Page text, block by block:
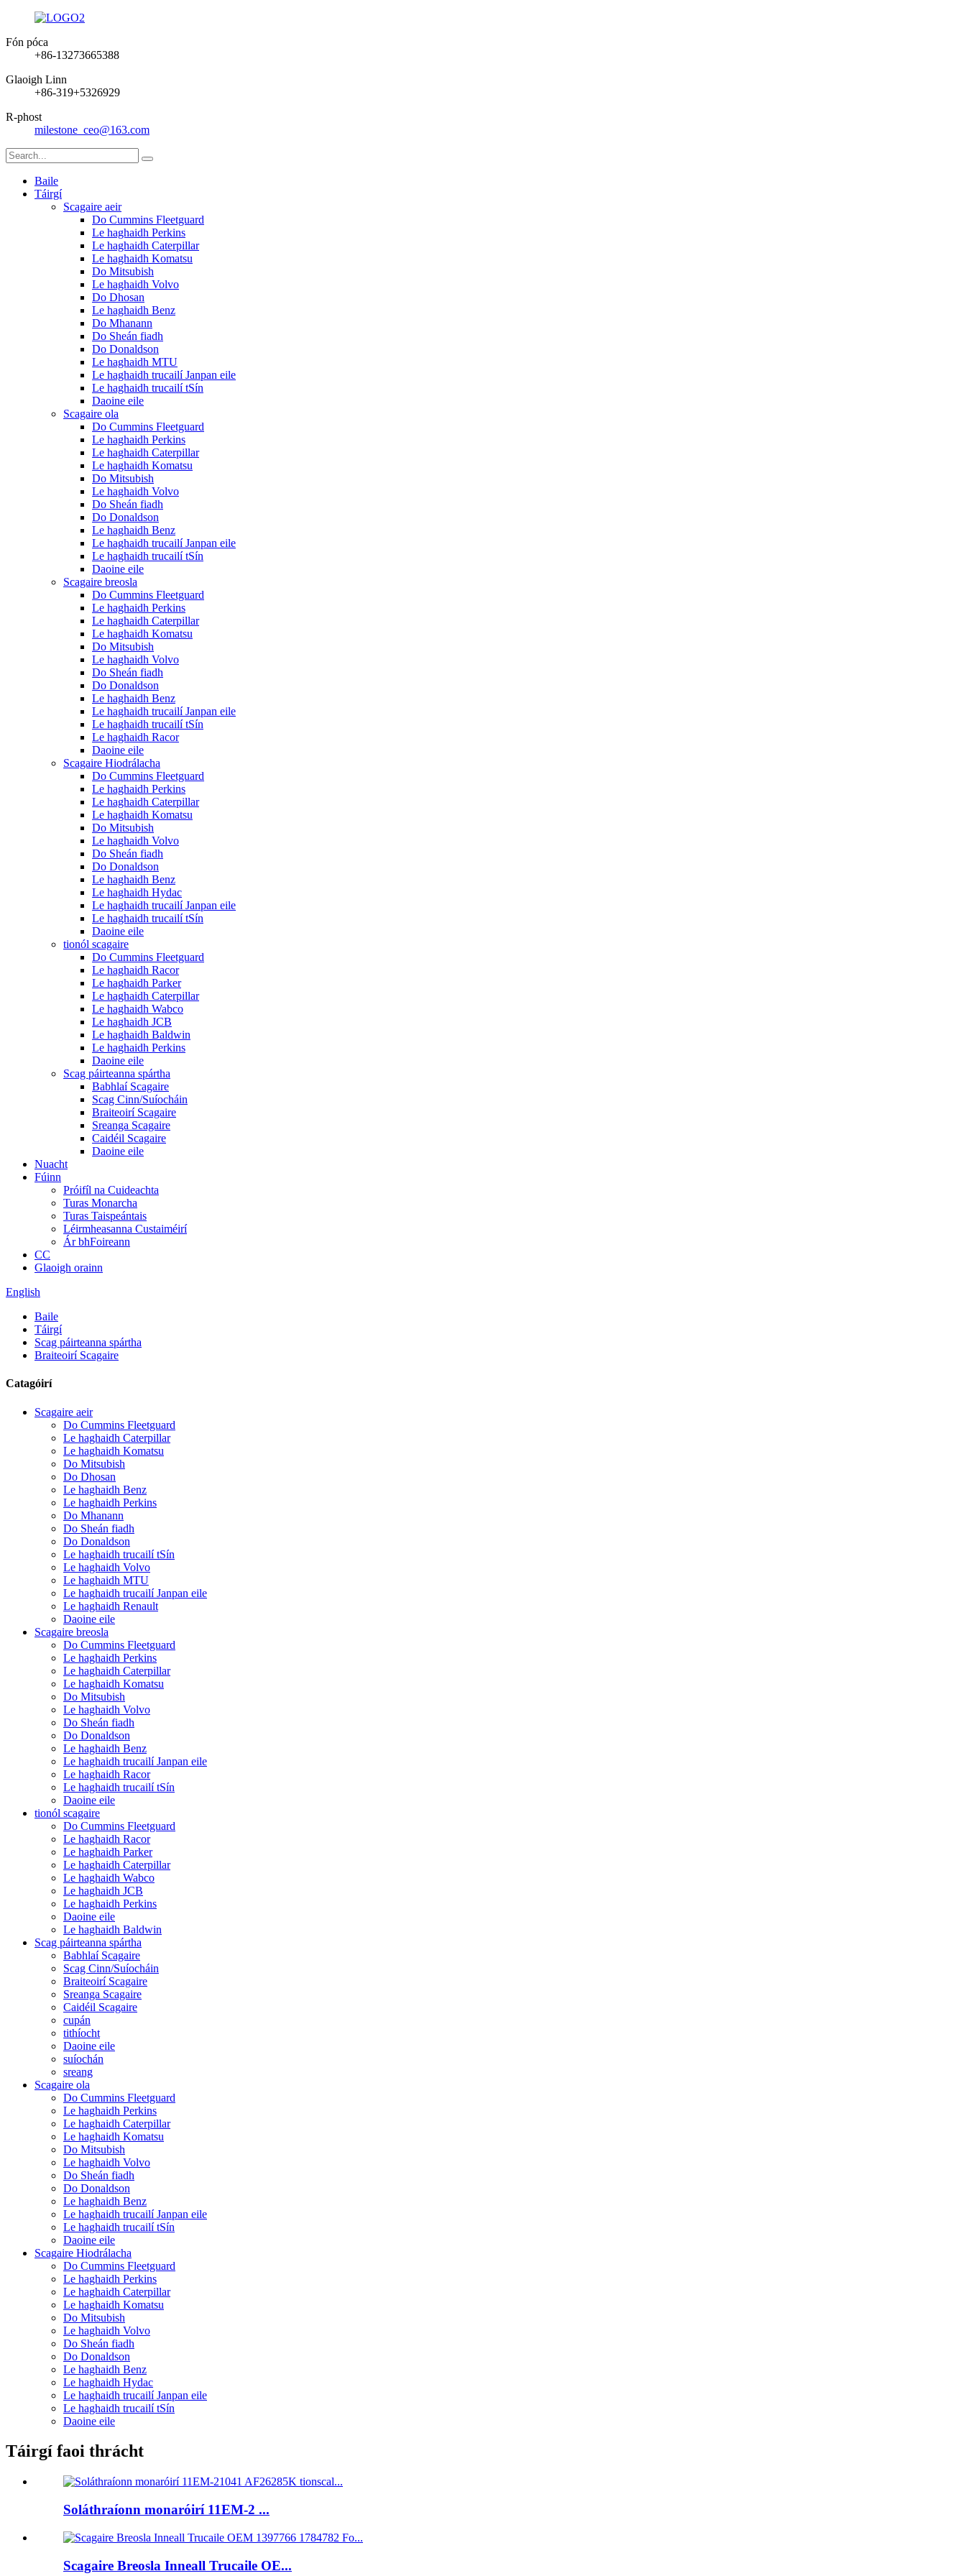
Fón póca
+86-13273665388
Glaoigh Linn
+86-319+5326929
R-phost
milestone_ceo@163.com
Baile
Táirgí
Scagaire aeir
Do Cummins Fleetguard
Le haghaidh Perkins
Le haghaidh Caterpillar
Le haghaidh Komatsu
Do Mitsubish
Le haghaidh Volvo
Do Dhosan
Le haghaidh Benz
Do Mhanann
Do Sheán fiadh
Do Donaldson
Le haghaidh MTU
Le haghaidh trucailí Janpan eile
Le haghaidh trucailí tSín
Daoine eile
Scagaire ola
Do Cummins Fleetguard
Le haghaidh Perkins
Le haghaidh Caterpillar
Le haghaidh Komatsu
Do Mitsubish
Le haghaidh Volvo
Do Sheán fiadh
Do Donaldson
Le haghaidh Benz
Le haghaidh trucailí Janpan eile
Le haghaidh trucailí tSín
Daoine eile
Scagaire breosla
Do Cummins Fleetguard
Le haghaidh Perkins
Le haghaidh Caterpillar
Le haghaidh Komatsu
Do Mitsubish
Le haghaidh Volvo
Do Sheán fiadh
Do Donaldson
Le haghaidh Benz
Le haghaidh trucailí Janpan eile
Le haghaidh trucailí tSín
Le haghaidh Racor
Daoine eile
Scagaire Hiodrálacha
Do Cummins Fleetguard
Le haghaidh Perkins
Le haghaidh Caterpillar
Le haghaidh Komatsu
Do Mitsubish
Le haghaidh Volvo
Do Sheán fiadh
Do Donaldson
Le haghaidh Benz
Le haghaidh Hydac
Le haghaidh trucailí Janpan eile
Le haghaidh trucailí tSín
Daoine eile
tionól scagaire
Do Cummins Fleetguard
Le haghaidh Racor
Le haghaidh Parker
Le haghaidh Caterpillar
Le haghaidh Wabco
Le haghaidh JCB
Le haghaidh Baldwin
Le haghaidh Perkins
Daoine eile
Scag páirteanna spártha
Babhlaí Scagaire
Scag Cinn/Suíocháin
Braiteoirí Scagaire
Sreanga Scagaire
Caidéil Scagaire
Daoine eile
Nuacht
Fúinn
Próifíl na Cuideachta
Turas Monarcha
Turas Taispeántais
Léirmheasanna Custaiméirí
Ár bhFoireann
CC
Glaoigh orainn
English
Baile
Táirgí
Scag páirteanna spártha
Braiteoirí Scagaire
Catagóirí
Scagaire aeir
Do Cummins Fleetguard
Le haghaidh Caterpillar
Le haghaidh Komatsu
Do Mitsubish
Do Dhosan
Le haghaidh Benz
Le haghaidh Perkins
Do Mhanann
Do Sheán fiadh
Do Donaldson
Le haghaidh trucailí tSín
Le haghaidh Volvo
Le haghaidh MTU
Le haghaidh trucailí Janpan eile
Le haghaidh Renault
Daoine eile
Scagaire breosla
Do Cummins Fleetguard
Le haghaidh Perkins
Le haghaidh Caterpillar
Le haghaidh Komatsu
Do Mitsubish
Le haghaidh Volvo
Do Sheán fiadh
Do Donaldson
Le haghaidh Benz
Le haghaidh trucailí Janpan eile
Le haghaidh Racor
Le haghaidh trucailí tSín
Daoine eile
tionól scagaire
Do Cummins Fleetguard
Le haghaidh Racor
Le haghaidh Parker
Le haghaidh Caterpillar
Le haghaidh Wabco
Le haghaidh JCB
Le haghaidh Perkins
Daoine eile
Le haghaidh Baldwin
Scag páirteanna spártha
Babhlaí Scagaire
Scag Cinn/Suíocháin
Braiteoirí Scagaire
Sreanga Scagaire
Caidéil Scagaire
cupán
tithíocht
Daoine eile
suíochán
sreang
Scagaire ola
Do Cummins Fleetguard
Le haghaidh Perkins
Le haghaidh Caterpillar
Le haghaidh Komatsu
Do Mitsubish
Le haghaidh Volvo
Do Sheán fiadh
Do Donaldson
Le haghaidh Benz
Le haghaidh trucailí Janpan eile
Le haghaidh trucailí tSín
Daoine eile
Scagaire Hiodrálacha
Do Cummins Fleetguard
Le haghaidh Perkins
Le haghaidh Caterpillar
Le haghaidh Komatsu
Do Mitsubish
Le haghaidh Volvo
Do Sheán fiadh
Do Donaldson
Le haghaidh Benz
Le haghaidh Hydac
Le haghaidh trucailí Janpan eile
Le haghaidh trucailí tSín
Daoine eile
Táirgí faoi thrácht
Soláthraíonn monaróirí 11EM-2 ...
Scagaire Breosla Inneall Trucaile OE...